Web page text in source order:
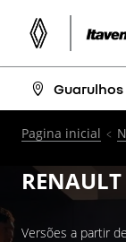
Guarulhos
Pagina inicial
RENAULT
Versões a partir de